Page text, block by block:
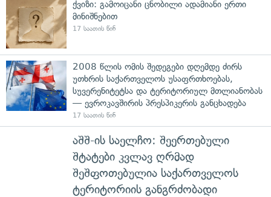
ქვიზი: გამოიცანი ცნობილი ადამიანი ერთი
მინიშნებით
17 საათის წინ
2008 წლის ომის შედეგები დღემდე ძირს
უთხრის საქართველოს უსაფრთხოებას,
სუვერენიტეტსა და ტერიტორიულ მთლიანობას
— ევროკავშირის პრესპიკერის განცხადება
17 საათის წინ
აშშ-ის საელჩო: შეერთებული
შტატები კვლავ ღრმად
შეშფოთებულია საქართველოს
ტერიტორიის განგრძობადი